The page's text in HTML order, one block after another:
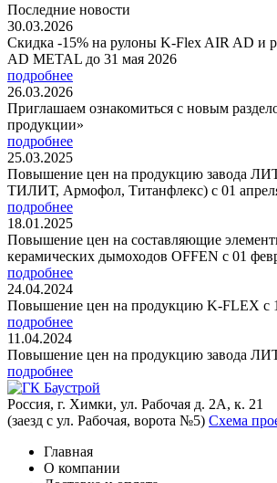
Последние новости
30.03.2026
Скидка -15% на рулоны K-Flex AIR AD и
AD METAL до 31 мая 2026
подробнее
26.03.2026
Приглашаем ознакомиться с новым
продукции»
подробнее
25.03.2025
Повышение цен на продукцию завода
ТИЛИТ, Армофол, Титанфлекс) с 01
подробнее
18.01.2025
Повышение цен на составляющие
керамических дымоходов OFFEN с 01
подробнее
24.04.2024
Повышение цен на продукцию K-FLEX с
подробнее
11.04.2024
Повышение цен на продукцию завода ЛИТ
подробнее
Россия, г. Химки, ул. Рабочая д. 2А, к. 21
(заезд с ул. Рабочая, ворота №5) Схема
Главная
О компании